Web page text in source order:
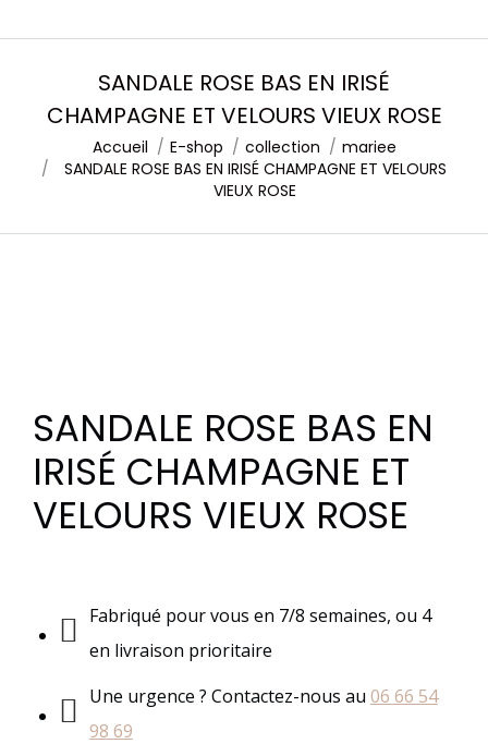
SANDALE ROSE BAS EN IRISÉ
CHAMPAGNE ET VELOURS VIEUX ROSE
Vous êtes ici :
Accueil E-shop collection
mariee
SANDALE ROSE BAS EN IRISÉ CHAMPAGNE ET VELOURS
VIEUX ROSE
SANDALE ROSE BAS EN
IRISÉ CHAMPAGNE ET
VELOURS VIEUX ROSE
Fabriqué pour vous en 7/8 semaines, ou 4
en livraison prioritaire
Une urgence ? Contactez-nous au 06 66 54
98 69